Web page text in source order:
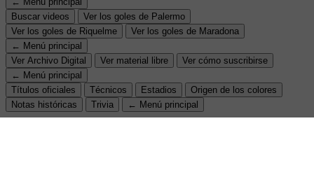
Buscar videos
Ver los goles de Palermo
Ver los goles de Riquelme
Ver los goles de Maradona
← Menú principal
Ver Archivo Digital
Ver material libre
Ver cómo suscribirse
← Menú principal
Títulos oficiales
Técnicos Estadios
Origen de los colores
Notas históricas
Trivia ← Menú principal